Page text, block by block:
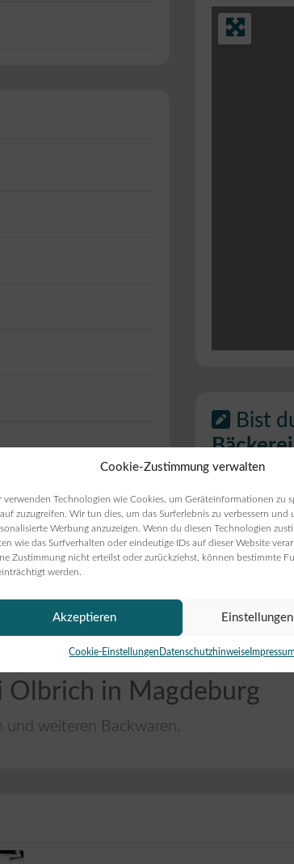
Cookie-Zustimmung verwalten
verwenden Technologien wie Cookies, um Geräteinformationen zu
zuzugreifen. Wir tun dies, um das Surferlebnis zu verbessern und
Werbung anzuzeigen. Wenn du diesen Technologien
wie das Surfverhalten oder eindeutige IDs auf dieser Website
Zustimmung nicht erteilst oder zurückziehst, können bestimmte
werden.
Akzeptieren
Cookie-Einstellungen Datenschutzhinweise
Öffnungszeiten
angezeigt werden,
Bist
Olbrich in Magdeburg
weiteren Backwaren.